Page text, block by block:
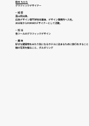
鈴木 ちひろ
グラフィックデザイナー
− 経 歴
富山県出身。
広告デザイン専門学校卒業後、デザイン事務所へ入社。
2013年からFORMのデザイナーとして活動。
− 担 当
各ツールのグラフィックデザイン
− 趣 味
好きな建築物をみたり気になるホテルに泊まるために旅行をすること
​娘の写真を撮ること、ボルダリング